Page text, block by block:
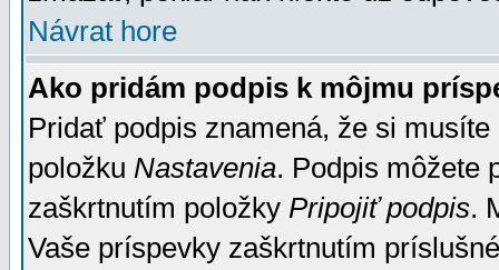
Návrat hore
Ako pridám podpis k môjmu
Pridať podpis znamená, že si
položku Nastavenia. Podpis môžete
zaškrtnutím položky Pripojiť podpis.
Vaše príspevky zaškrtnutím